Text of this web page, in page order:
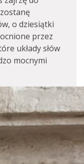
o dziesiątki
przez
układy słów
mocnymi